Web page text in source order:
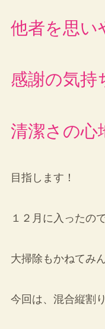
他者を思い
感謝の気持
清潔さの心
目指します！
１２月に入ったので
大掃除もかねてみ
今回は、混合縦割